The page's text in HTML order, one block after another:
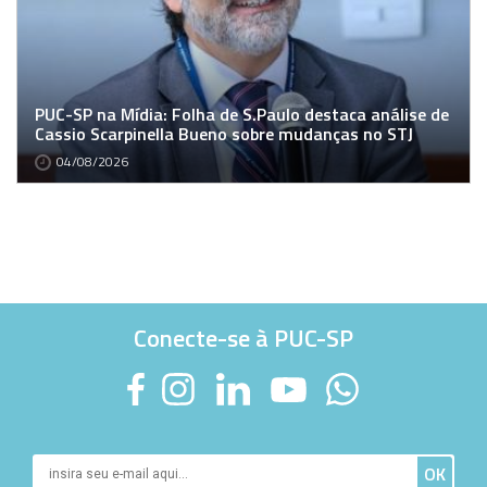
PUC-SP na Mídia: Folha de S.Paulo destaca análise de
Cassio Scarpinella Bueno sobre mudanças no STJ
04/08/2026
Conecte-se à PUC-SP